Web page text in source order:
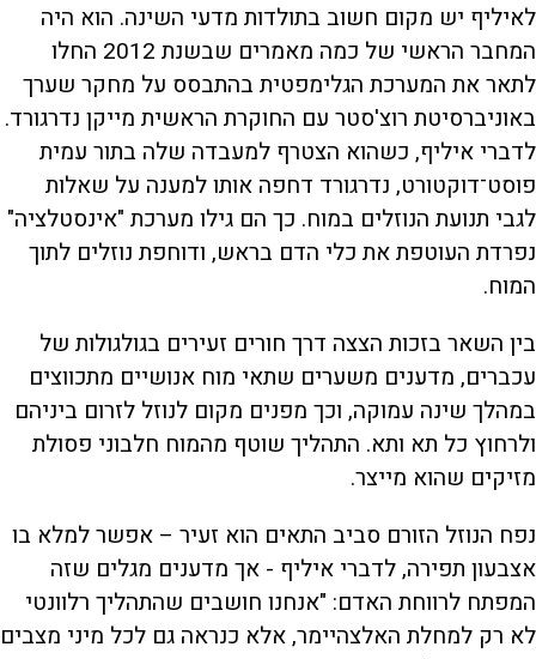
לאיליף יש מקום חשוב בתולדות מדעי השינה. הוא היה
המחבר הראשי של כמה מאמרים שבשנת 2012 החלו
לתאר את המערכת הגלימפטית בהתבסס על מחקר שערך
באוניברסיטת רוצ'סטר עם החוקרת הראשית מייקן נדרגורד.
לדברי איליף, כשהוא הצטרף למעבדה שלה בתור עמית
פוסט־דוקטורט, נדרגורד דחפה אותו למענה על שאלות
לגבי תנועת הנוזלים במוח. כך הם גילו מערכת "אינסטלציה"
נפרדת העוטפת את כלי הדם בראש, ודוחפת נוזלים לתוך
המוח.
בין השאר בזכות הצצה דרך חורים זעירים בגולגולות של
עכברים, מדענים משערים שתאי מוח אנושיים מתכווצים
במהלך שינה עמוקה, וכך מפנים מקום לנוזל לזרום ביניהם
ולרחוץ כל תא ותא. התהליך שוטף מהמוח חלבוני פסולת
מזיקים שהוא מייצר.
נפח הנוזל הזורם סביב התאים הוא זעיר – אפשר למלא בו
אצבעון תפירה, לדברי איליף - אך מדענים מגלים שזה
המפתח לרווחת האדם: "אנחנו חושבים שהתהליך רלוונטי
לא רק למחלת האלצהיימר, אלא כנראה גם לכל מיני מצבים